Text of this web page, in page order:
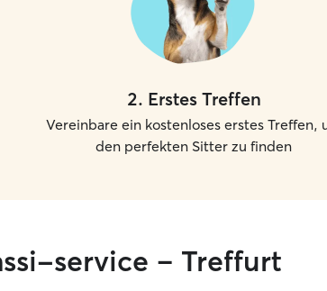
2. Erstes Treffen
Vereinbare ein kostenloses erstes Treffen,
den perfekten Sitter zu finden
service – Treffurt